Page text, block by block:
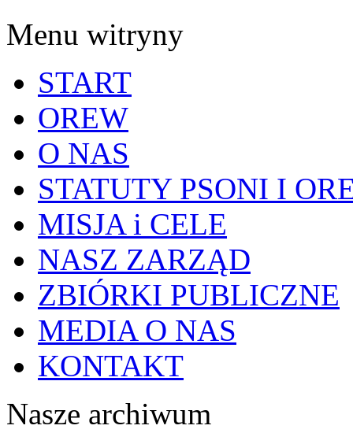
Menu witryny
START
OREW
O NAS
STATUTY PSONI I
MISJA i CELE
NASZ ZARZĄD
ZBIÓRKI PUBLICZNE
MEDIA O NAS
KONTAKT
Nasze archiwum